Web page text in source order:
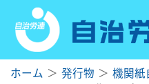
ホーム 発行物
機関紙